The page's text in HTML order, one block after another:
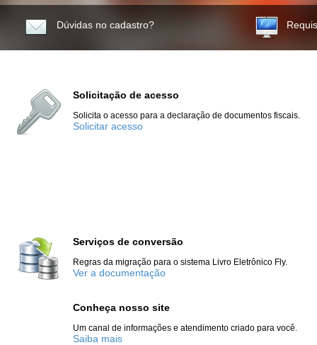
Dúvidas no cadastro?
Solicitação de acesso
Solicita o acesso para a declaração de documentos fiscais.
Solicitar acesso
Serviços de conversão
Regras da migração para o sistema Livro Eletrônico Fly.
Ver a documentação
Conheça nosso site
Um canal de informações e atendimento criado para você.
Saiba mais